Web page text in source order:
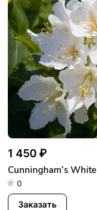
1 450 ₽
Cunningham’s White
0
Заказать